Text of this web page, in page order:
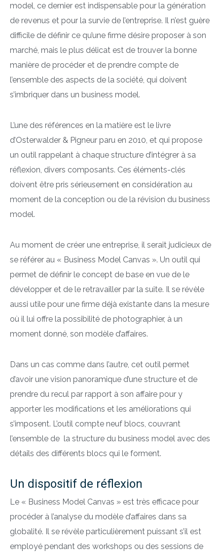
model, ce dernier est indispensable pour la génération
de revenus et pour la survie de l’entreprise. Il n’est guère
difficile de définir ce qu’une firme désire proposer à son
marché, mais le plus délicat est de trouver la bonne
manière de procéder et de prendre compte de
l’ensemble des aspects de la société, qui doivent
s’imbriquer dans un business model.
L’une des références en la matière est le livre
d’Osterwalder & Pigneur paru en 2010, et qui propose
un outil rappelant à chaque structure d’intégrer à sa
réflexion, divers composants. Ces éléments-clés
doivent être pris sérieusement en considération au
moment de la conception ou de la révision du business
model.
Au moment de créer une entreprise, il serait judicieux de
se référer au « Business Model Canvas ». Un outil qui
permet de définir le concept de base en vue de le
développer et de le retravailler par la suite. Il se révèle
aussi utile pour une firme déjà existante dans la mesure
où il lui offre la possibilité de photographier, à un
moment donné, son modèle d’affaires.
Dans un cas comme dans l’autre, cet outil permet
d’avoir une vision panoramique d’une structure et de
prendre du recul par rapport à son affaire pour y
apporter les modifications et les améliorations qui
s’imposent. L’outil compte neuf blocs, couvrant
l’ensemble de la structure du business model avec des
détails des différents blocs qui le forment.
Un dispositif de réflexion
Le « Business Model Canvas » est très efficace pour
procéder à l’analyse du modèle d’affaires dans sa
globalité. Il se révèle particulièrement puissant s’il est
employé pendant des workshops ou des sessions de